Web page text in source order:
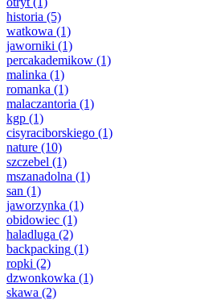
historia (5)
watkowa (1)
jaworniki (1)
percakademikow (1)
malinka (1)
romanka (1)
malaczantoria (1)
kgp (1)
cisyraciborskiego (1)
nature (10)
szczebel (1)
mszanadolna (1)
san (1)
jaworzynka (1)
obidowiec (1)
haladluga (2)
backpacking (1)
ropki (2)
dzwonkowka (1)
skawa (2)